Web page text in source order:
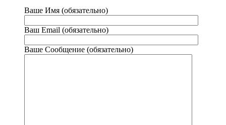
Ваше Имя (обязательно)
Ваш Email (обязательно)
Ваше Сообщение (обязательно)